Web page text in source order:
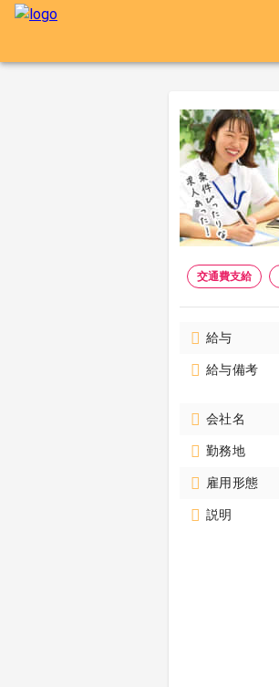
交通費支給
給与
給与備考
会社名
勤務地
雇用形態
説明